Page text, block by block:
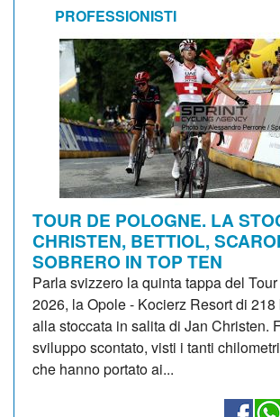
PROFESSIONISTI
TOUR DE POLOGNE. LA
CHRISTEN, BETTIOL,
SOBRERO IN TOP TEN
Parla svizzero la quinta tappa del
2026, la Opole - Kocierz Resort di 218
alla stoccata in salita di Jan Christen.
sviluppo scontato, visti i tanti
che hanno portato ai...